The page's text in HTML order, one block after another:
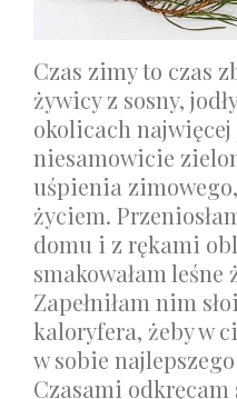
Czas zimy to czas
żywicy z sosny,
okolicach najwięcej
niesamowicie
uśpienia
życiem.
domu i z rękami
smakowałam leśne
Zapełniłam nim
kaloryfera, żeby w
w sobie
Czasami odkręcam